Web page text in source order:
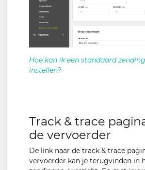
Hoe kan ik een standaard
instellen?
Track & trace
de vervoerder
De link naar de track & trace
vervoerder kan je terugvinden in